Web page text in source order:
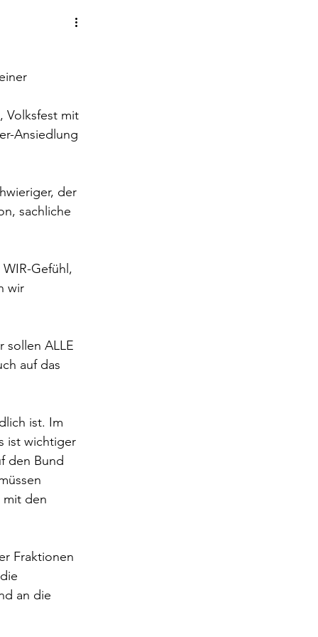
Volksfest mit
Ansiedlung
der
sachliche
Gefühl,
wir
sollen ALLE
auf das
ist. Im
ist wichtiger
den Bund
mit den
Fraktionen
an die